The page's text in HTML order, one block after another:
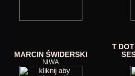
MARCIN ŚWIDERSKI
NIWA
T